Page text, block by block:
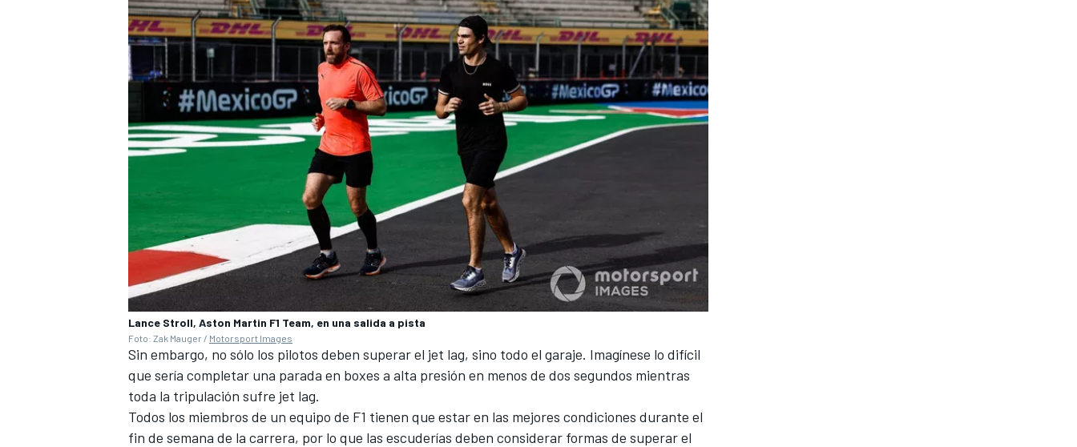
MÁS CATEGORÍAS
Lance Stroll, Aston Martin F1 Team, en una salida a pista
Foto: Zak Mauger / Motorsport Images
Sin embargo, no sólo los pilotos deben superar el jet lag, sino todo el garaje. Imagínese lo difícil
que sería completar una parada en boxes a alta presión en menos de dos segundos mientras
toda la tripulación sufre jet lag.
Todos los miembros de un equipo de F1 tienen que estar en las mejores condiciones durante el
fin de semana de la carrera, por lo que las escuderías deben considerar formas de superar el